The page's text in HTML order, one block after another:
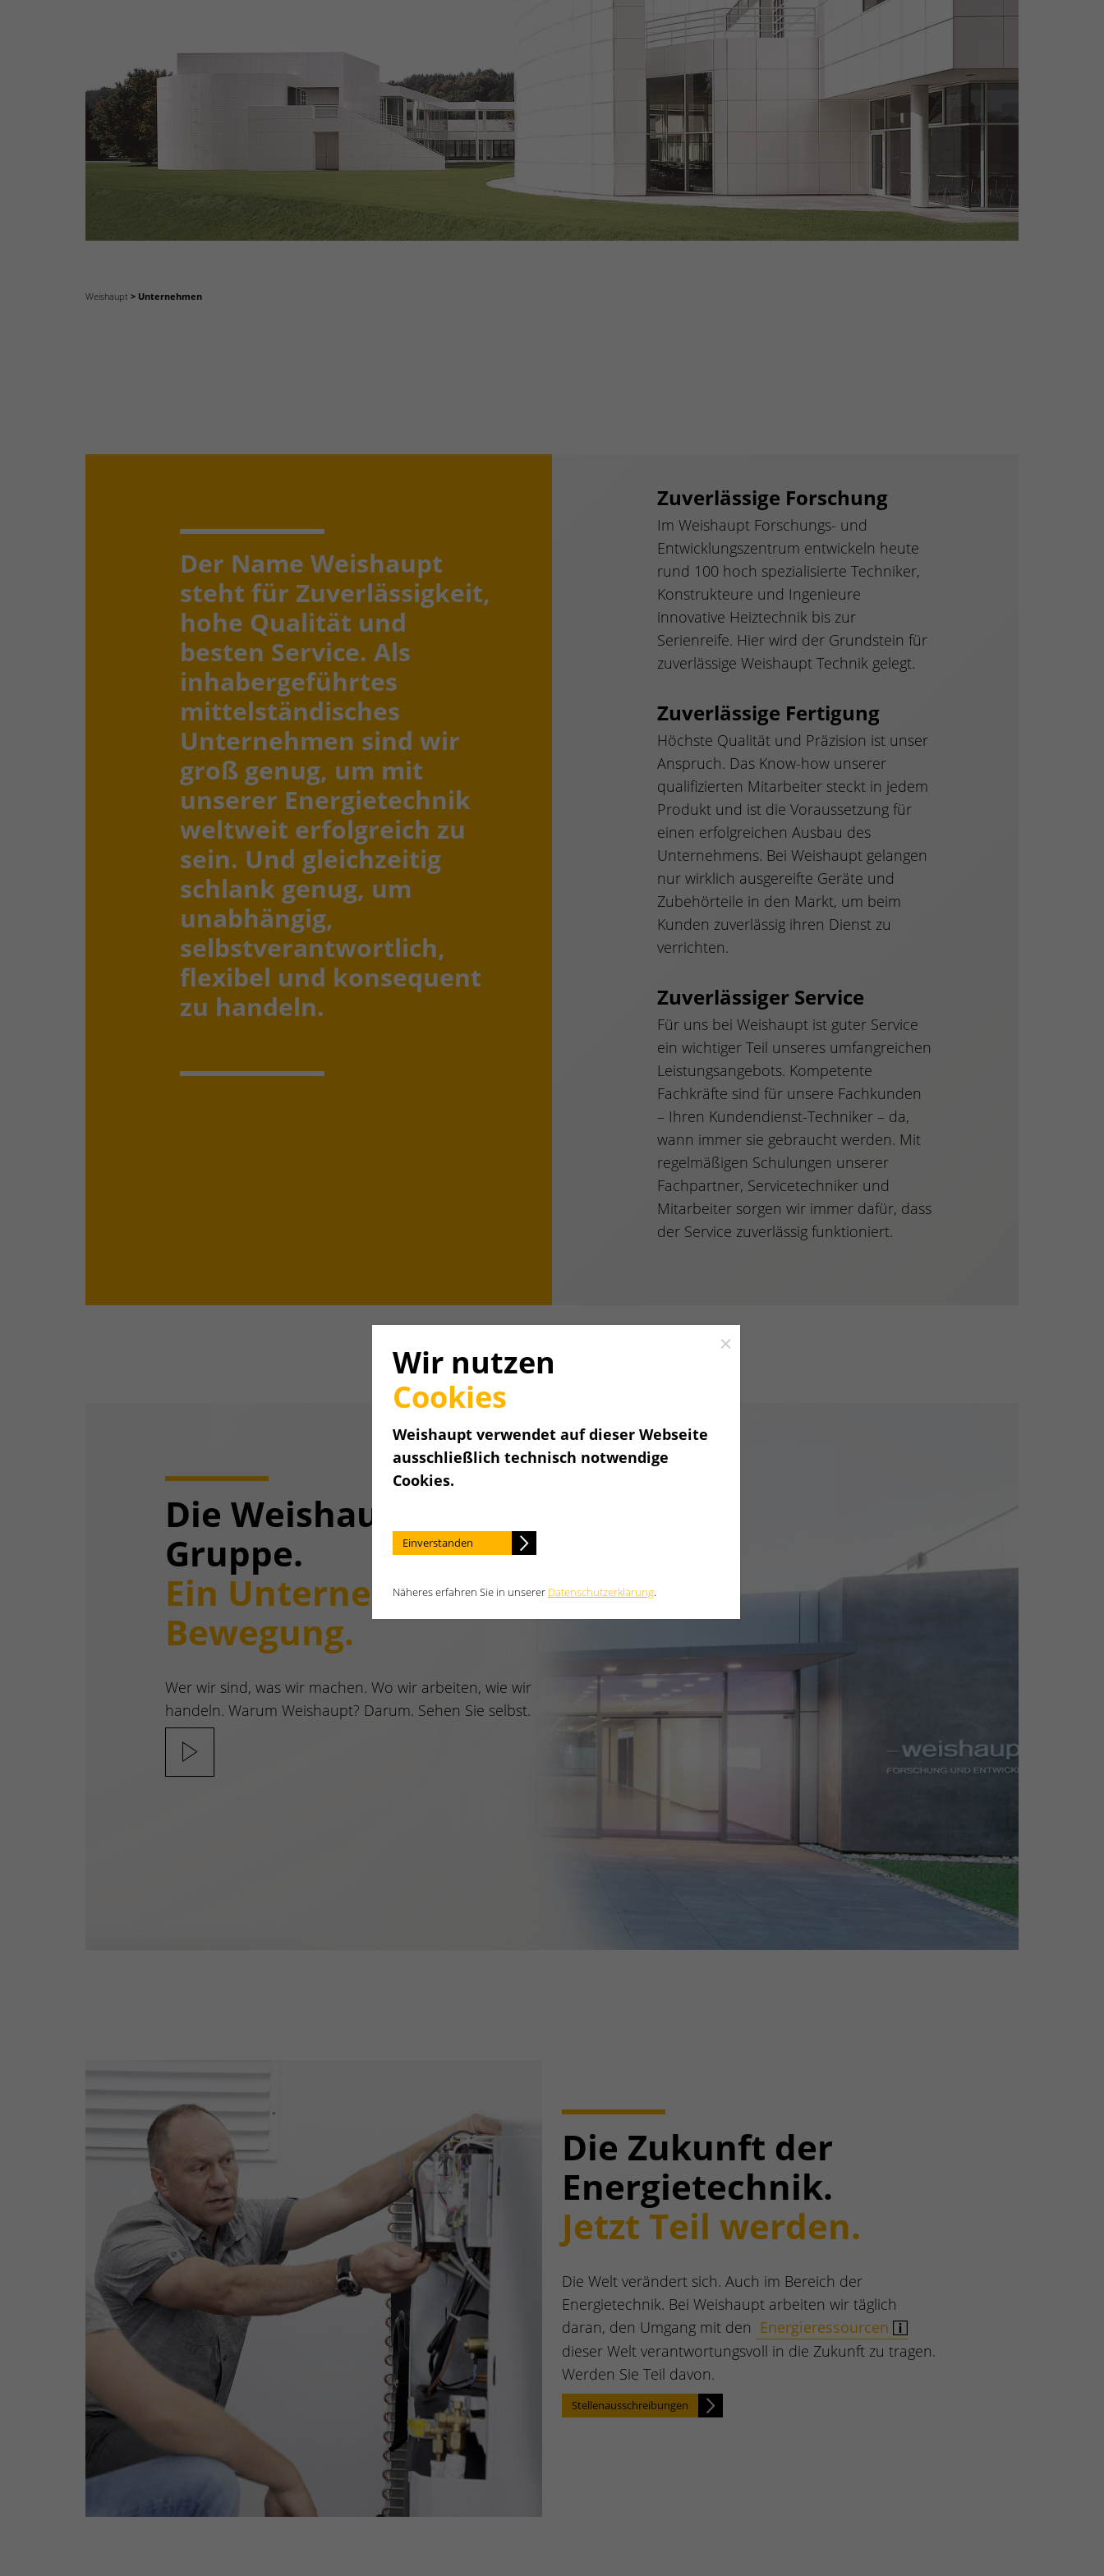
Weishaupt Unternehmen
Der Name Weishaupt
steht für Zuverlässigkeit,
hohe Qualität und
besten Service. Als
inhabergeführtes
mittelständisches
Unternehmen sind wir
groß genug, um mit
unserer Energietechnik
weltweit erfolgreich zu
sein. Und gleichzeitig
schlank genug, um
unabhängig,
selbstverantwortlich,
flexibel und konsequent
zu handeln.
Zuverlässige Forschung
Im Weishaupt Forschungs- und
Entwicklungszentrum entwickeln heute
rund 100 hoch spezialisierte Techniker,
Konstrukteure und Ingenieure
innovative Heiztechnik bis zur
Serienreife. Hier wird der Grundstein für
zuverlässige Weishaupt Technik gelegt.
Zuverlässige Fertigung
Höchste Qualität und Präzision ist unser
Anspruch. Das Know-how unserer
qualifizierten Mitarbeiter steckt in jedem
Produkt und ist die Voraussetzung für
einen erfolgreichen Ausbau des
Unternehmens. Bei Weishaupt gelangen
nur wirklich ausgereifte Geräte und
Zubehörteile in den Markt, um beim
Kunden zuverlässig ihren Dienst zu
verrichten.
Zuverlässiger Service
Für uns bei Weishaupt ist guter Service
ein wichtiger Teil unseres umfangreichen
Leistungsangebots. Kompetente
Fachkräfte sind für unsere Fachkunden
– Ihren Kundendienst-Techniker – da,
wann immer sie gebraucht werden. Mit
regelmäßigen Schulungen unserer
Fachpartner, Servicetechniker und
Mitarbeiter sorgen wir immer dafür, dass
der Service zuverlässig funktioniert.
Die Weishaupt
Gruppe.
Ein Unternehmen in
Bewegung.
Wer wir sind, was wir machen. Wo wir arbeiten, wie wir
handeln. Warum Weishaupt? Darum. Sehen Sie selbst.
Die Zukunft der
Energietechnik.
Jetzt Teil werden.
Die Welt verändert sich. Auch im Bereich der
Energietechnik. Bei Weishaupt arbeiten wir täglich
daran, den Umgang mit den Energieressourcen
dieser Welt verantwortungsvoll in die Zukunft zu tragen.
Werden Sie Teil davon.
Stellenausschreibungen
Close
Wir nutzen
Cookies
Weishaupt verwendet auf dieser Webseite
ausschließlich technisch notwendige
Cookies.
Einverstanden
Näheres erfahren Sie in unserer Datenschutzerklärung.